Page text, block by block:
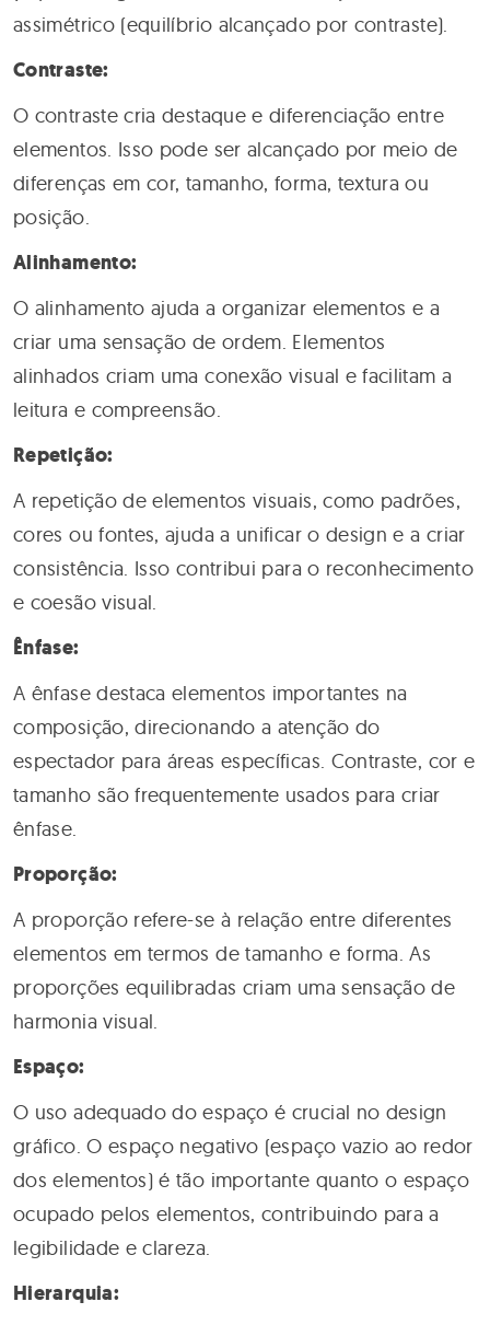
assimétrico (equilíbrio alcançado por contraste).
Contraste:
O contraste cria destaque e diferenciação entre
elementos. Isso pode ser alcançado por meio de
diferenças em cor, tamanho, forma, textura ou
posição.
Alinhamento:
O alinhamento ajuda a organizar elementos e a
criar uma sensação de ordem. Elementos
alinhados criam uma conexão visual e facilitam a
leitura e compreensão.
Repetição:
A repetição de elementos visuais, como padrões,
cores ou fontes, ajuda a unificar o design e a criar
consistência. Isso contribui para o reconhecimento
e coesão visual.
Ênfase:
A ênfase destaca elementos importantes na
composição, direcionando a atenção do
espectador para áreas específicas. Contraste, cor e
tamanho são frequentemente usados para criar
ênfase.
Proporção:
A proporção refere-se à relação entre diferentes
elementos em termos de tamanho e forma. As
proporções equilibradas criam uma sensação de
harmonia visual.
Espaço:
O uso adequado do espaço é crucial no design
gráfico. O espaço negativo (espaço vazio ao redor
dos elementos) é tão importante quanto o espaço
ocupado pelos elementos, contribuindo para a
legibilidade e clareza.
Hierarquia: